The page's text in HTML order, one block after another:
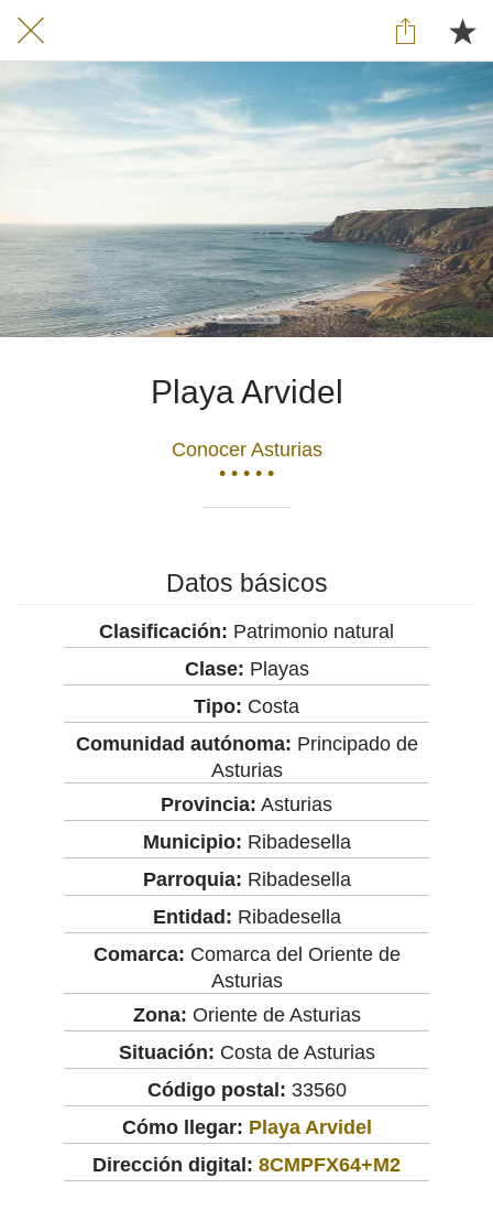
Playa Arvidel
Conocer Asturias
• • • • •
Datos básicos
Clasificación: Patrimonio natural
Clase: Playas
Tipo: Costa
Comunidad autónoma: Principado de
Asturias
Provincia: Asturias
Municipio: Ribadesella
Parroquia: Ribadesella
Entidad: Ribadesella
Comarca: Comarca del Oriente de
Asturias
Zona: Oriente de Asturias
Situación: Costa de Asturias
Código postal: 33560
Cómo llegar: Playa Arvidel
Dirección digital: 8CMPFX64+M2